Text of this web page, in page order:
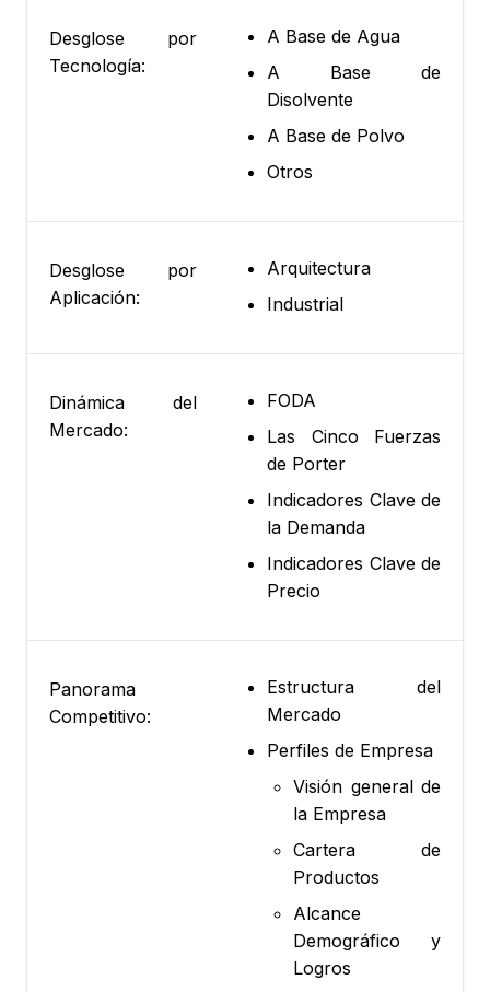
Desglose por
Tecnología:
A Base de Agua
A Base de
Disolvente
A Base de Polvo
Otros
Desglose por
Aplicación:
Arquitectura
Industrial
Dinámica del
Mercado:
FODA
Las Cinco Fuerzas
de Porter
Indicadores Clave de
la Demanda
Indicadores Clave de
Precio
Panorama
Competitivo:
Estructura del
Mercado
Perfiles de Empresa
Visión general de
la Empresa
Cartera de
Productos
Alcance
Demográfico y
Logros